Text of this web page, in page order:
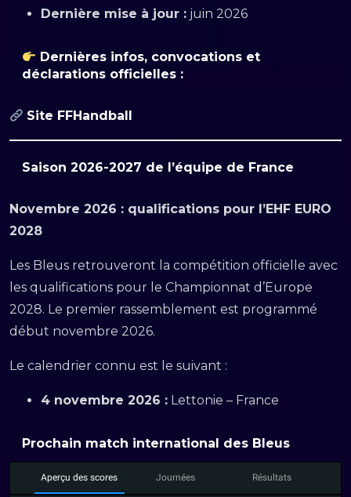
Dernière mise à jour : juin 2026
Dernières infos, convocations et
déclarations officielles :
Site FFHandball
Saison 2026-2027 de l’équipe de France
Novembre 2026 : qualifications pour l’EHF EURO
2028
Les Bleus retrouveront la compétition officielle avec
les qualifications pour le Championnat d’Europe
2028. Le premier rassemblement est programmé
début novembre 2026.
Le calendrier connu est le suivant :
4 novembre 2026 : Lettonie – France
Prochain match international des Bleus
Aperçu des scores Journées Résultats